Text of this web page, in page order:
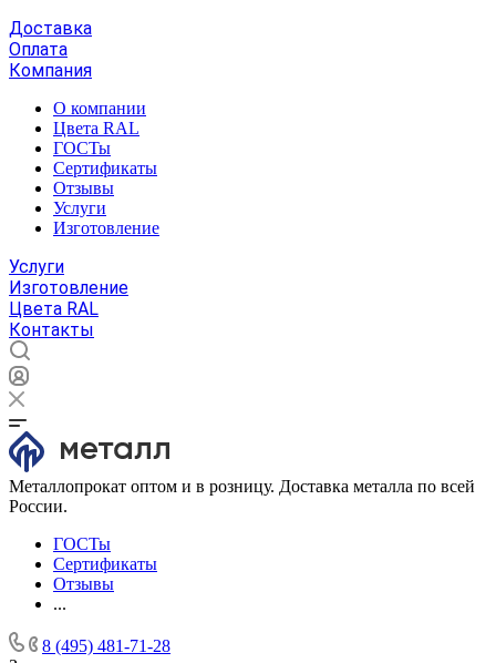
Доставка
Оплата
Компания
О компании
Цвета RAL
ГОСТы
Сертификаты
Отзывы
Услуги
Изготовление
Услуги
Изготовление
Цвета RAL
Контакты
Металлопрокат оптом и в розницу. Доставка металла по всей
России.
ГОСТы
Сертификаты
Отзывы
...
8 (495) 481-71-28